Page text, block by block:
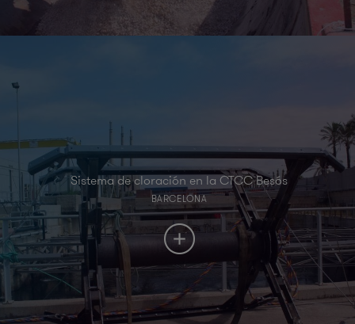
Sistema de cloración en la CTCC Besós
BARCELONA